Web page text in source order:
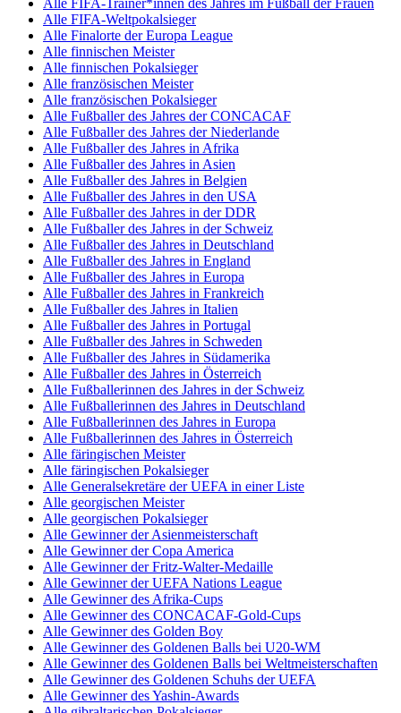
Alle FIFA-Weltpokalsieger
Alle Finalorte der Europa League
Alle finnischen Meister
Alle finnischen Pokalsieger
Alle französischen Meister
Alle französischen Pokalsieger
Alle Fußballer des Jahres der CONCACAF
Alle Fußballer des Jahres der Niederlande
Alle Fußballer des Jahres in Afrika
Alle Fußballer des Jahres in Asien
Alle Fußballer des Jahres in Belgien
Alle Fußballer des Jahres in den USA
Alle Fußballer des Jahres in der DDR
Alle Fußballer des Jahres in der Schweiz
Alle Fußballer des Jahres in Deutschland
Alle Fußballer des Jahres in England
Alle Fußballer des Jahres in Europa
Alle Fußballer des Jahres in Frankreich
Alle Fußballer des Jahres in Italien
Alle Fußballer des Jahres in Portugal
Alle Fußballer des Jahres in Schweden
Alle Fußballer des Jahres in Südamerika
Alle Fußballer des Jahres in Österreich
Alle Fußballerinnen des Jahres in der Schweiz
Alle Fußballerinnen des Jahres in Deutschland
Alle Fußballerinnen des Jahres in Europa
Alle Fußballerinnen des Jahres in Österreich
Alle färingischen Meister
Alle färingischen Pokalsieger
Alle Generalsekretäre der UEFA in einer Liste
Alle georgischen Meister
Alle georgischen Pokalsieger
Alle Gewinner der Asienmeisterschaft
Alle Gewinner der Copa America
Alle Gewinner der Fritz-Walter-Medaille
Alle Gewinner der UEFA Nations League
Alle Gewinner des Afrika-Cups
Alle Gewinner des CONCACAF-Gold-Cups
Alle Gewinner des Golden Boy
Alle Gewinner des Goldenen Balls bei U20-WM
Alle Gewinner des Goldenen Balls bei Weltmeisterschaften
Alle Gewinner des Goldenen Schuhs der UEFA
Alle Gewinner des Yashin-Awards